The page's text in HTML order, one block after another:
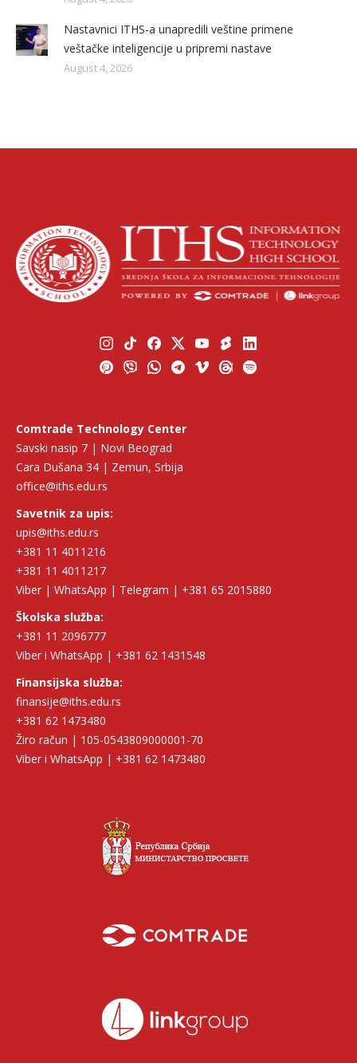
Nastavnici ITHS-a unapredili veštine primene
veštačke inteligencije u pripremi nastave
August 4, 2026
Comtrade Technology Center
Savski nasip 7 | Novi Beograd
Cara Dušana 34 | Zemun, Srbija
office@iths.edu.rs
Savetnik za upis:
upis@iths.edu.rs
+381 11 4011216
+381 11 4011217
Viber | WhatsApp | Telegram | +381 65 2015880
Školska služba:
+381 11 2096777
Viber i WhatsApp | +381 62 1431548
Finansijska služba:
finansije@iths.edu.rs
+381 62 1473480
Žiro račun | 105-0543809000001-70
Viber i WhatsApp | +381 62 1473480